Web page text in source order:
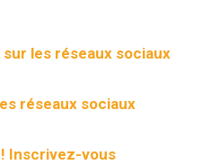
les réseaux sociaux
réseaux sociaux
Inscrivez-vous